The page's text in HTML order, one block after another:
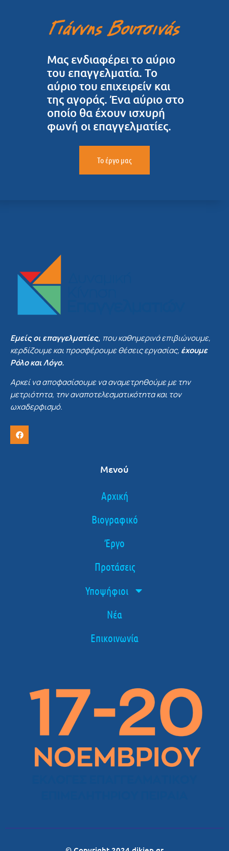
Μας ενδιαφέρει το αύριο
του επαγγελματία. Το
αύριο του επιχειρείν και
της αγοράς. Ένα αύριο στο
οποίο θα έχουν ισχυρή
φωνή οι επαγγελματίες.
Το έργο μας
Εμείς οι επαγγελματίες, που καθημερινά επιβιώνουμε,
κερδίζουμε και προσφέρουμε θέσεις εργασίας, έχουμε
Ρόλο και Λόγο.
Αρκεί να αποφασίσουμε να αναμετρηθούμε με την
μετριότητα, την αναποτελεσματικότητα και τον
ωχαδερφισμό.
Μενού
Αρχική
Βιογραφικό
Έργο
Προτάσεις
Υποψήφιοι
Νέα
Επικοινωνία